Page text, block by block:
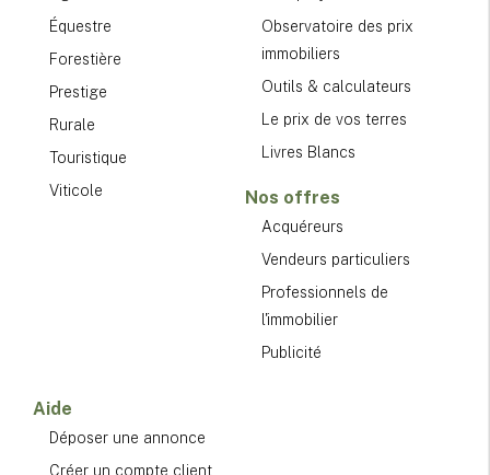
Équestre
Forestière
Prestige
Rurale
Touristique
Viticole
Observatoire des prix
immobiliers
Outils & calculateurs
Le prix de vos terres
Livres Blancs
Nos offres
Acquéreurs
Vendeurs particuliers
Professionnels de
l'immobilier
Publicité
Aide
Déposer une annonce
Créer un compte client